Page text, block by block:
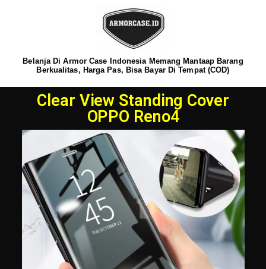
Belanja Di Armor Case Indonesia Memang Mantaap Barang
Berkualitas, Harga Pas, Bisa Bayar Di Tempat (COD)
Clear View Standing Cover
OPPO Reno4